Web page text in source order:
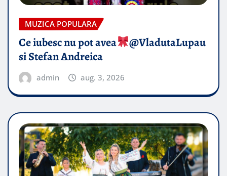
MUZICA POPULARA
Ce iubesc nu pot avea
​@VladutaLupau
si Stefan Andreica
admin aug. 3, 2026